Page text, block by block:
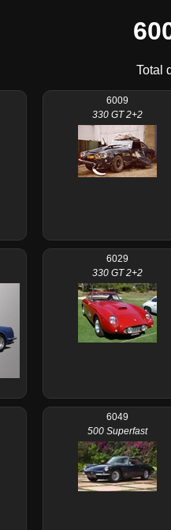
Total
6009
330 GT 2+2
6029
330 GT 2+2
6049
500 Superfast